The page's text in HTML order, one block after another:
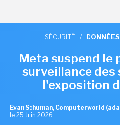
SÉCURITÉ /
Meta suspend le
surveillance des
l'exposition
Evan Schuman, Computerworld
le 25 Juin 2026